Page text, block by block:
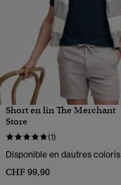
Short en lin The Merchant
Store
(1)
Disponible en dautres coloris
CHF 99,90